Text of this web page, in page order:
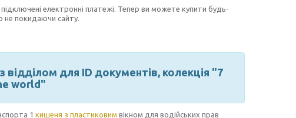
підключені електронні платежі. Тепер ви можете купити будь-
не покидаючи сайту.
для ID документів, колекція "7
world"
1 кишеня з пластиковим вікном для водійських прав